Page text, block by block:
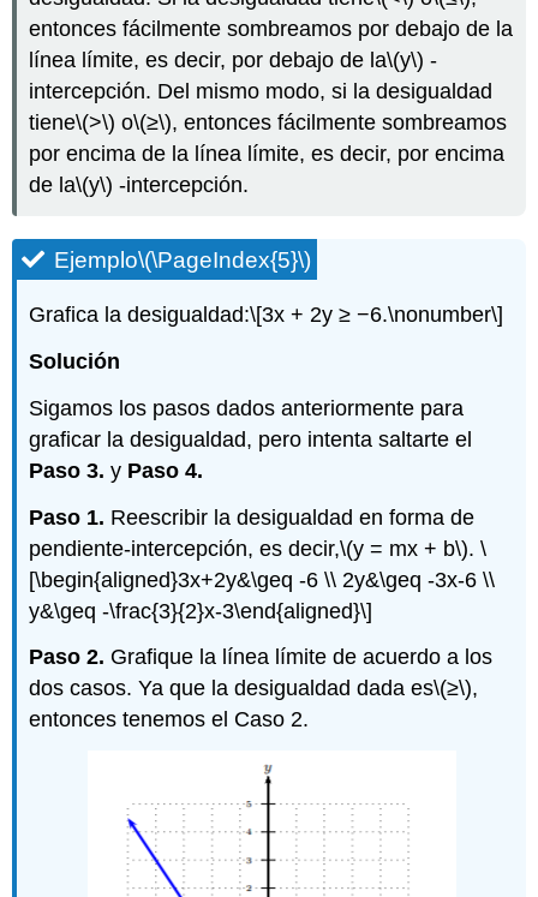
entonces fácilmente sombreamos por debajo de la
línea límite, es decir, por debajo de la\(y\) -
intercepción. Del mismo modo, si la desigualdad
tiene\(>\) o\(≥\), entonces fácilmente sombreamos
por encima de la línea límite, es decir, por encima
de la\(y\) -intercepción.
Ejemplo\(\PageIndex{5}\)
Grafica la desigualdad:\[3x + 2y ≥ −6.\nonumber\]
Solución
Sigamos los pasos dados anteriormente para
graficar la desigualdad, pero intenta saltarte el
Paso 3.y Paso 4.
Paso 1. Reescribir la desigualdad en forma de
pendiente-intercepción, es decir,\(y = mx + b\).\
[\begin{aligned}3x+2y&\geq -6 \\ 2y&\geq -3x-6 \\
y&\geq -\frac{3}{2}x-3\end{aligned}\]
Paso 2. Grafique la línea límite de acuerdo a los
dos casos. Ya que la desigualdad dada es\(≥\),
entonces tenemos el Caso 2.